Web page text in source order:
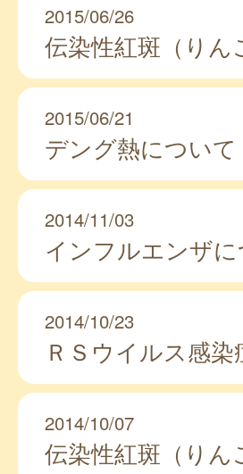
2015/06/26
伝染性紅斑（りん
2015/06/21
デング熱について
2014/11/03
インフルエンザに
2014/10/23
ＲＳウイルス感
2014/10/07
伝染性紅斑（りん